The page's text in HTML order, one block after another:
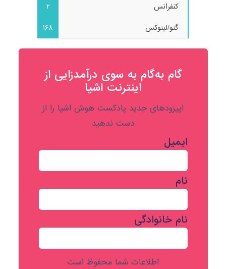
کنفرانس
2
گنو/لینوکس
168
گام به‌گام به‌ سوی درآمدزایی از
اینترنت اشیا
اپیزودهای جدید پادکست هوش اشیا را از
دست ندهید
ایمیل
نام
نام خانوادگی
اطلاعات شما محفوظ است